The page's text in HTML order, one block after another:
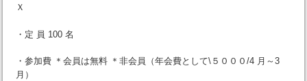
Ｘ
・定 員 100 名
・参加費 ＊会員は無料 ＊非会員（年会費として\５０００/4 月～3
月）